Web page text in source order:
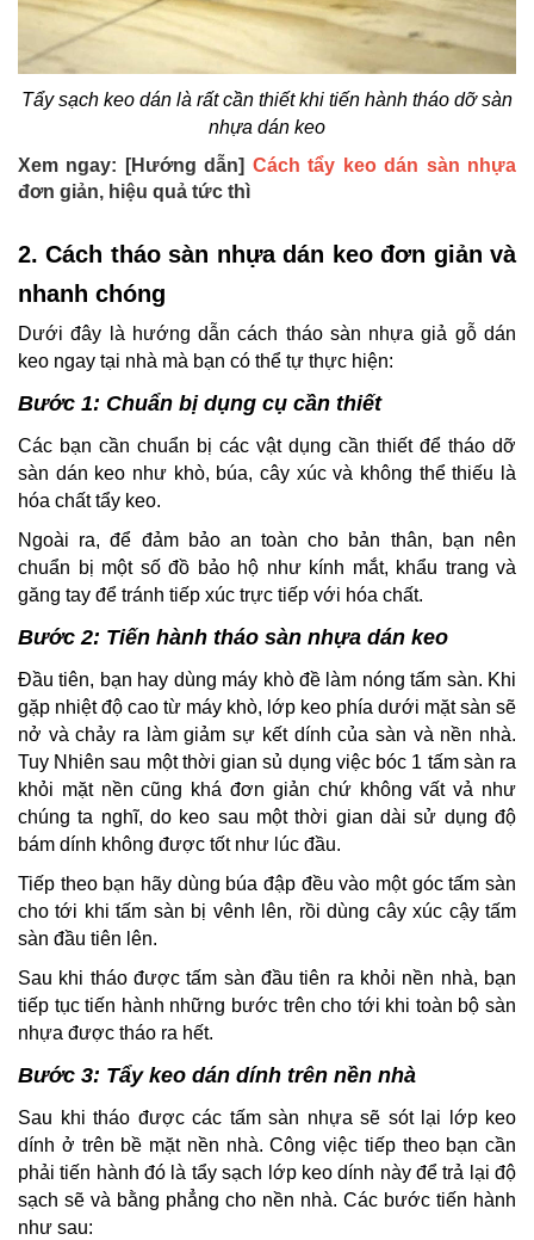
Tẩy sạch keo dán là rất cần thiết khi tiến hành tháo dỡ sàn
nhựa dán keo
Xem ngay: [Hướng dẫn] Cách tẩy keo dán sàn nhựa
đơn giản, hiệu quả tức thì
2. Cách tháo sàn nhựa dán keo đơn giản và
nhanh chóng
Dưới đây là hướng dẫn cách tháo sàn nhựa giả gỗ dán
keo ngay tại nhà mà bạn có thể tự thực hiện:
Bước 1: Chuẩn bị dụng cụ cần thiết
Các bạn cần chuẩn bị các vật dụng cần thiết để tháo dỡ
sàn dán keo như khò, búa, cây xúc và không thể thiếu là
hóa chất tẩy keo.
Ngoài ra, để đảm bảo an toàn cho bản thân, bạn nên
chuẩn bị một số đồ bảo hộ như kính mắt, khẩu trang và
găng tay để tránh tiếp xúc trực tiếp với hóa chất.
Bước 2: Tiến hành tháo sàn nhựa dán keo
Đầu tiên, bạn hay dùng máy khò đề làm nóng tấm sàn. Khi
gặp nhiệt độ cao từ máy khò, lớp keo phía dưới mặt sàn sẽ
nở và chảy ra làm giảm sự kết dính của sàn và nền nhà.
Tuy Nhiên sau một thời gian sủ dụng việc bóc 1 tấm sàn ra
khỏi mặt nền cũng khá đơn giản chứ không vất vả như
chúng ta nghĩ, do keo sau một thời gian dài sử dụng độ
bám dính không được tốt như lúc đầu.
Tiếp theo bạn hãy dùng búa đập đều vào một góc tấm sàn
cho tới khi tấm sàn bị vênh lên, rồi dùng cây xúc cậy tấm
sàn đầu tiên lên.
Sau khi tháo được tấm sàn đầu tiên ra khỏi nền nhà, bạn
tiếp tục tiến hành những bước trên cho tới khi toàn bộ sàn
nhựa được tháo ra hết.
Bước 3: Tẩy keo dán dính trên nền nhà
Sau khi tháo được các tấm sàn nhựa sẽ sót lại lớp keo
dính ở trên bề mặt nền nhà. Công việc tiếp theo bạn cần
phải tiến hành đó là tẩy sạch lớp keo dính này để trả lại độ
sạch sẽ và bằng phẳng cho nền nhà. Các bước tiến hành
như sau: